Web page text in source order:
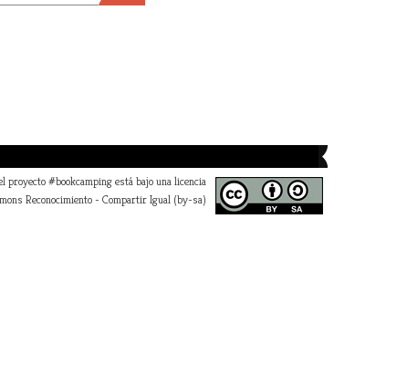
proyecto #bookcamping está bajo una licencia
Reconocimiento - Compartir Igual (by-sa)